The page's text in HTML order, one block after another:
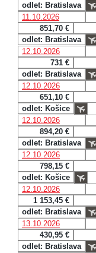
odlet: Bratislava
11.10.2026
851,70 €
odlet: Bratislava
12.10.2026
731 €
odlet: Bratislava
12.10.2026
651,10 €
odlet: Košice
12.10.2026
894,20 €
odlet: Bratislava
12.10.2026
798,15 €
odlet: Košice
12.10.2026
1 153,45 €
odlet: Bratislava
13.10.2026
430,95 €
odlet: Bratislava